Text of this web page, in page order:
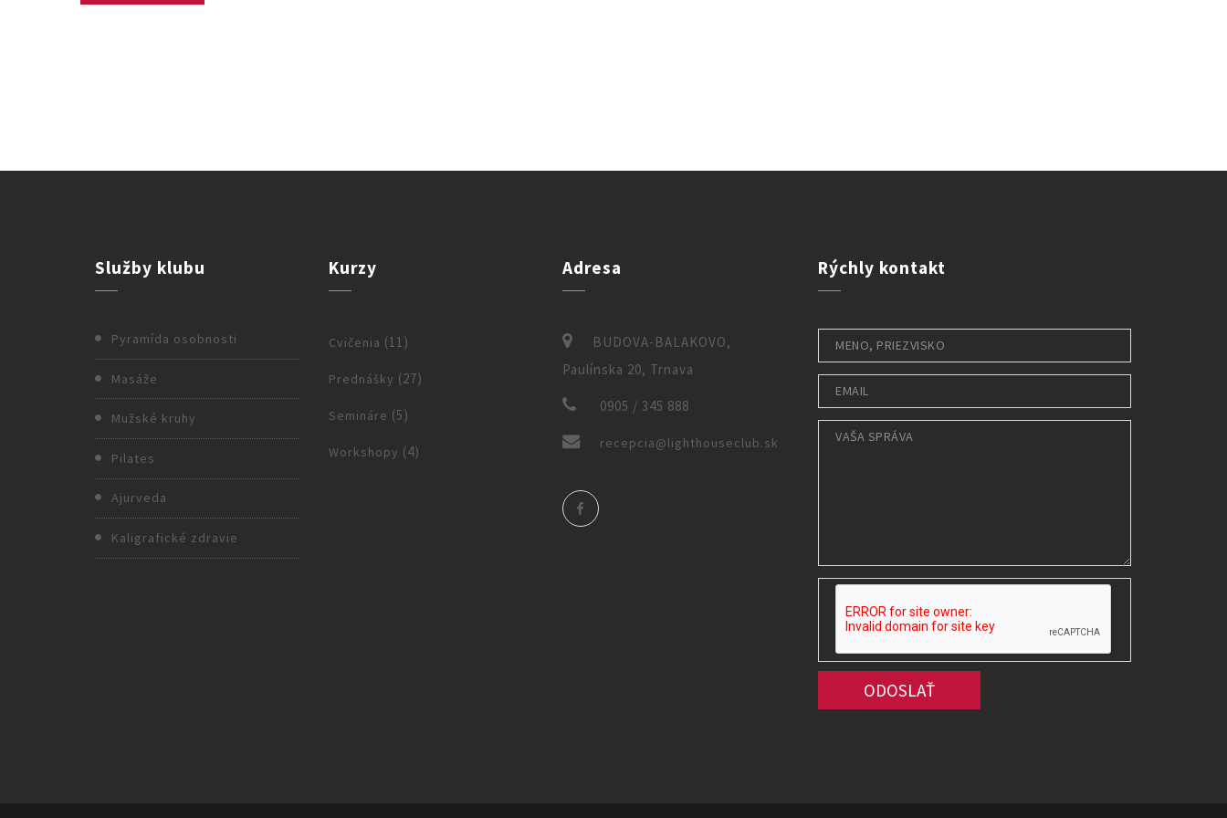
Služby klubu
Pyramída osobnosti
Masáže
Mužské kruhy
Pilates
Ajurveda
Kaligrafické zdravie
Kurzy
Cvičenia (11)
Prednášky (27)
Semináre (5)
Workshopy (4)
Adresa
BUDOVA-BALAKOVO,
Paulínska 20, Trnava
0905 / 345 888
recepcia@lighthouseclub.sk
Rýchly kontakt